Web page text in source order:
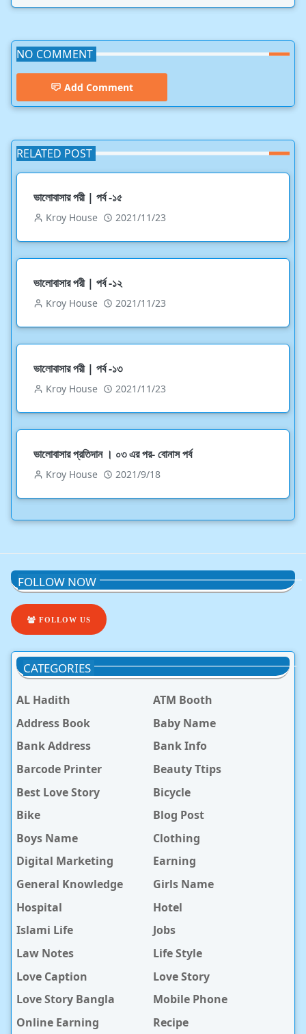
NO COMMENT
Add Comment
RELATED POST
ভালোবাসার পরী | পর্ব -১৫
Kroy House 2021/11/23
ভালোবাসার পরী | পর্ব -১২
Kroy House 2021/11/23
ভালোবাসার পরী | পর্ব -১৩
Kroy House 2021/11/23
ভালোবাসার প্রতিদান । ০৩ এর পর- বোনাস পর্ব
Kroy House 2021/9/18
FOLLOW NOW
FOLLOW US
CATEGORIES
AL Hadith
ATM Booth
Address Book
Baby Name
Bank Address
Bank Info
Barcode Printer
Beauty Ttips
Best Love Story
Bicycle
Bike
Blog Post
Boys Name
Clothing
Digital Marketing
Earning
General Knowledge
Girls Name
Hospital
Hotel
Islami Life
Jobs
Law Notes
Life Style
Love Caption
Love Story
Love Story Bangla
Mobile Phone
Online Earning
Recipe